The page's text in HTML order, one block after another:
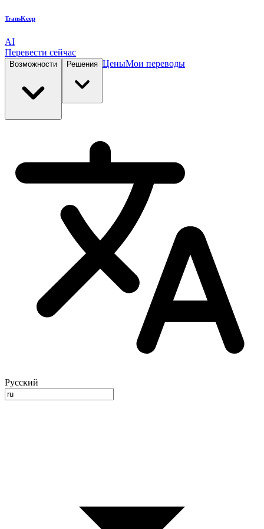
TransKeep
AI
Перевести сейчас
Возможности Решения ЦеныМои переводы
Русский